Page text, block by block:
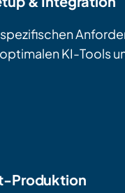
KI-Tools
Produktion